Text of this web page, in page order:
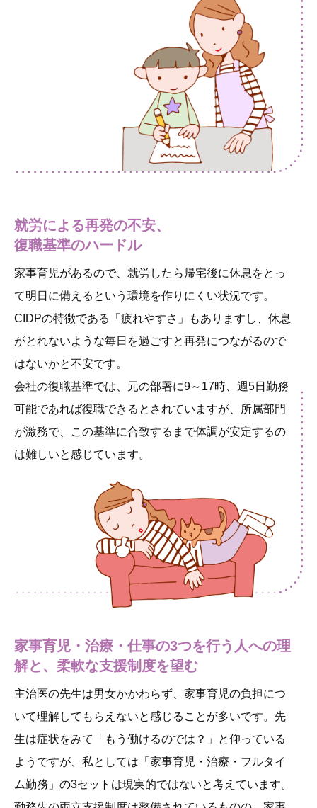
就労による再発の不安、
復職基準のハードル
家事育児があるので、就労したら帰宅後に休息をとっ
て明日に備えるという環境を作りにくい状況です。
CIDPの特徴である「疲れやすさ」もありますし、休息
がとれないような毎日を過ごすと再発につながるので
はないかと不安です。
会社の復職基準では、元の部署に9～17時、週5日勤務
可能であれば復職できるとされていますが、所属部門
が激務で、この基準に合致するまで体調が安定するの
は難しいと感じています。
家事育児・治療・仕事の3つを行う人への理
解と、柔軟な支援制度を望む
主治医の先生は男女かかわらず、家事育児の負担につ
いて理解してもらえないと感じることが多いです。先
生は症状をみて「もう働けるのでは？」と仰っている
ようですが、私としては「家事育児・治療・フルタイ
ム勤務」の3セットは現実的ではないと考えています。